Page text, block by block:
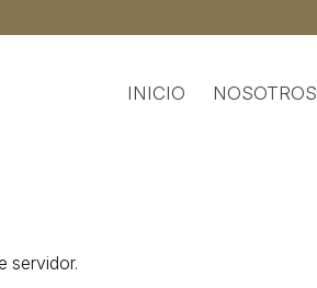
INICIO NOSOTROS
servidor.